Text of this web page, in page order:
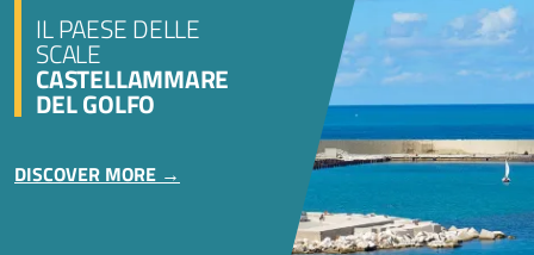
IL PAESE DELLE
SCALE
CASTELLAMMARE
DEL GOLFO
DISCOVER MORE